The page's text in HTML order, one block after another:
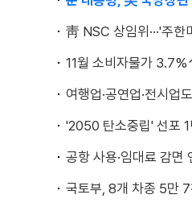
靑 NSC 상임위···'주
11월 소비자물가
여행업·공연업·전시업
'2050 탄소중립' 선포 1
공항 사용·임대료 감면
국토부, 8개 차종 5만 7